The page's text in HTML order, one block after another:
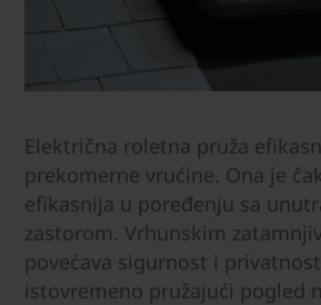
Električna roletna pruža
prekomerne vrućine. Ona je
efikasnija u poređenju sa
zastorom. Vrhunskim
povećava sigurnost i
istovremeno pružajući pogled